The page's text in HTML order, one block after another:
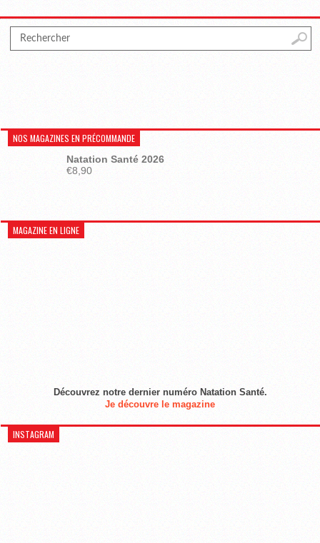
NOS MAGAZINES EN PRÉCOMMANDE
Natation Santé 2026
€8,90
MAGAZINE EN LIGNE
Découvrez notre dernier numéro Natation Santé.
Je découvre le magazine
INSTAGRAM